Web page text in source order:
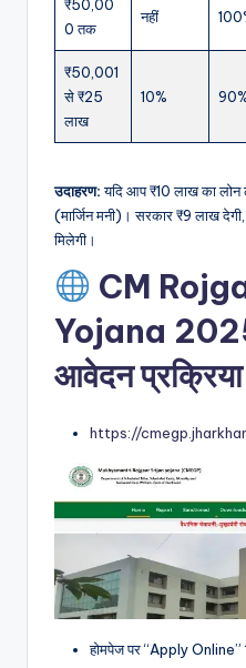
₹50,00
0 तक
नहीं
₹50,001
से ₹25
लाख
10%
उदाहरण:यदि आप ₹10 लाख का लोन
(मार्जिन मनी)। सरकार ₹9 लाख
मिलेगी।
CM
Yojana
आवेदन प्रक्रिया
https://
होमपेज पर “Apply Online”